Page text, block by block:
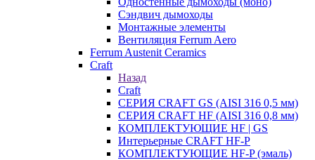
Сэндвич дымоходы
Монтажные элементы
Вентиляция Ferrum Aero
Ferrum Austenit Ceramics
Craft
Назад
Craft
СЕРИЯ CRAFT GS (AISI 316 0,5 мм)
СЕРИЯ CRAFT HF (AISI 316 0,8 мм)
КОМПЛЕКТУЮЩИЕ HF | GS
Интерьерные CRAFT HF-P
КОМПЛЕКТУЮЩИЕ HF-P (эмаль)